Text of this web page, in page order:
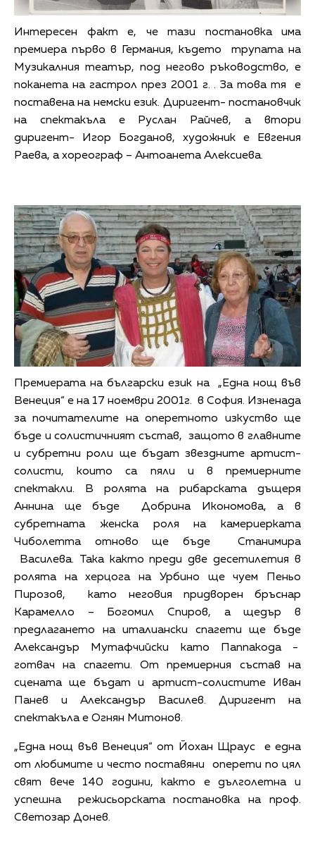
Интересен факт е, че тази постановка има
премиера първо в Германия, където трупата на
Музикалния театър, под негово ръководство, е
поканета на гастрол през 2001 г. . За това тя е
поставена на немски език. Диригент- постановчик
на спектакъла е Руслан Райчев, а втори
диригент- Игор Богданов, художник е Евгения
Раева, а хореограф – Антоанета Алексиева.
Премиерата на български език на „Една нощ във
Венеция“ е на 17 ноември 2001г. в София. Изненада
за почитателите на оперетното изкуство ще
бъде и солистичният състав, защото в главните
и субретни роли ще бъдат звездните артист-
солисти, които са пяли и в премиерните
спектакли. В ролята на рибарската дъщеря
Аннина ще бъде Добрина Икономова, а в
субретната женска роля на камериерката
Чиболетта отново ще бъде Станимира
Василева. Така както преди две десетилетия в
ролята на херцога на Урбино ще чуем Пеньо
Пирозов, като неговия придворен бръснар
Карамелло – Богомил Спиров, а щедър в
предлагането на италиански спагети ще бъде
Александър Мутафчийски като Паппакода -
готвач на спагети. От премиерния състав на
сцената ще бъдат и артист-солистите Иван
Панев и Александър Василев. Диригент на
спектакъла е Огнян Митонов.
„Една нощ във Венеция“ от Йохан Щраус е една
от любимите и често поставяни оперети по цял
свят вече 140 години, както е дълголетна и
успешна режисьорската постановка на проф.
Светозар Донев.